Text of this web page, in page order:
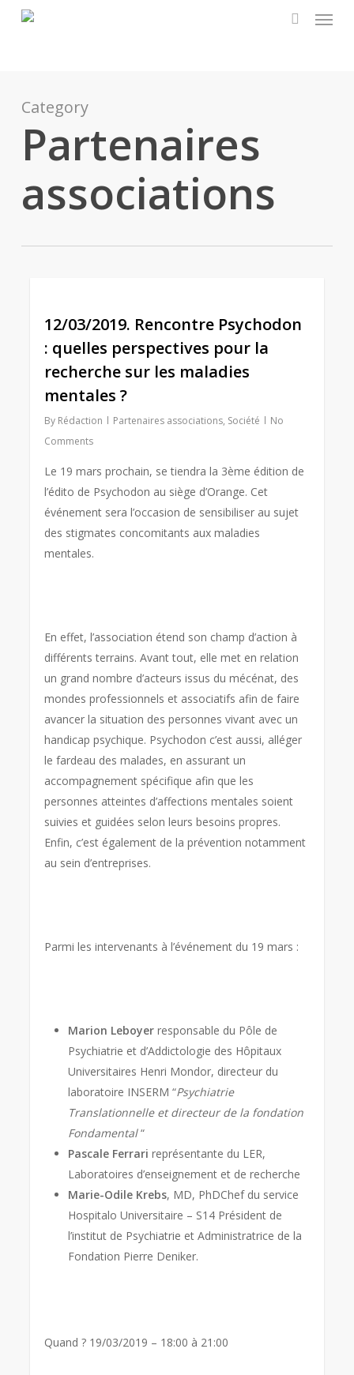
Menu
Category
Partenaires
associations
12/03/2019. Rencontre Psychodon
: quelles perspectives pour la
recherche sur les maladies
mentales ?
By Rédaction Partenaires associations, Société
No
Comments
Le 19 mars prochain, se tiendra la 3ème édition de
l’édito de Psychodon au siège d’Orange. Cet
événement sera l’occasion de sensibiliser au sujet
des stigmates concomitants aux maladies
mentales.
En effet, l’association étend son champ d’action à
différents terrains. Avant tout, elle met en relation
un grand nombre d’acteurs issus du mécénat, des
mondes professionnels et associatifs afin de faire
avancer la situation des personnes vivant avec un
handicap psychique. Psychodon c’est aussi, alléger
le fardeau des malades, en assurant un
accompagnement spécifique afin que les
personnes atteintes d’affections mentales soient
suivies et guidées selon leurs besoins propres.
Enfin, c’est également de la prévention notamment
au sein d’entreprises.
Parmi les intervenants à l’événement du 19 mars :
Marion Leboyer responsable du Pôle de
Psychiatrie et d’Addictologie des Hôpitaux
Universitaires Henri Mondor, directeur du
laboratoire INSERM “Psychiatrie
Translationnelle et directeur de la fondation
Fondamental“
Pascale Ferrarireprésentante du LER,
Laboratoires d’enseignement et de recherche
Marie-Odile Krebs, MD, PhDChef du service
Hospitalo Universitaire – S14 Président de
l’institut de Psychiatrie et Administratrice de la
Fondation Pierre Deniker.
Quand ? 19/03/2019 – 18:00 à 21:00